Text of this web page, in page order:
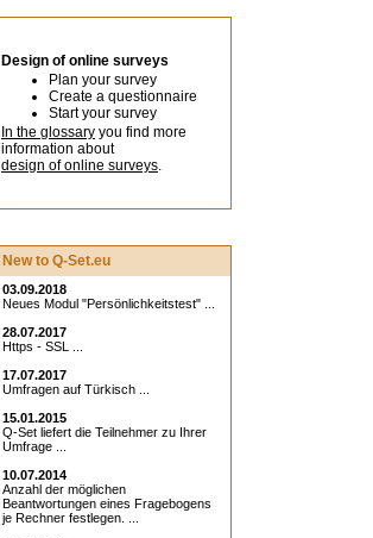
Design of online surveys
Plan your survey
Create a questionnaire
Start your survey
In the glossary you find more
information about
design of online surveys.
New to Q-Set.eu
03.09.2018
Neues Modul "Persönlichkeitstest" ...
28.07.2017
Https - SSL ...
17.07.2017
Umfragen auf Türkisch ...
15.01.2015
Q-Set liefert die Teilnehmer zu Ihrer
Umfrage ...
10.07.2014
Anzahl der möglichen
Beantwortungen eines Fragebogens
je Rechner festlegen. ...